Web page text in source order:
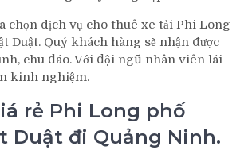
chọn dịch vụ cho thuê xe tải Phi Long
Duật. Quý khách hàng sẽ nhận được
chu đáo. Với đội ngũ nhân viên lái
kinh nghiệm.
rẻ Phi Long phố
Duật đi Quảng Ninh.